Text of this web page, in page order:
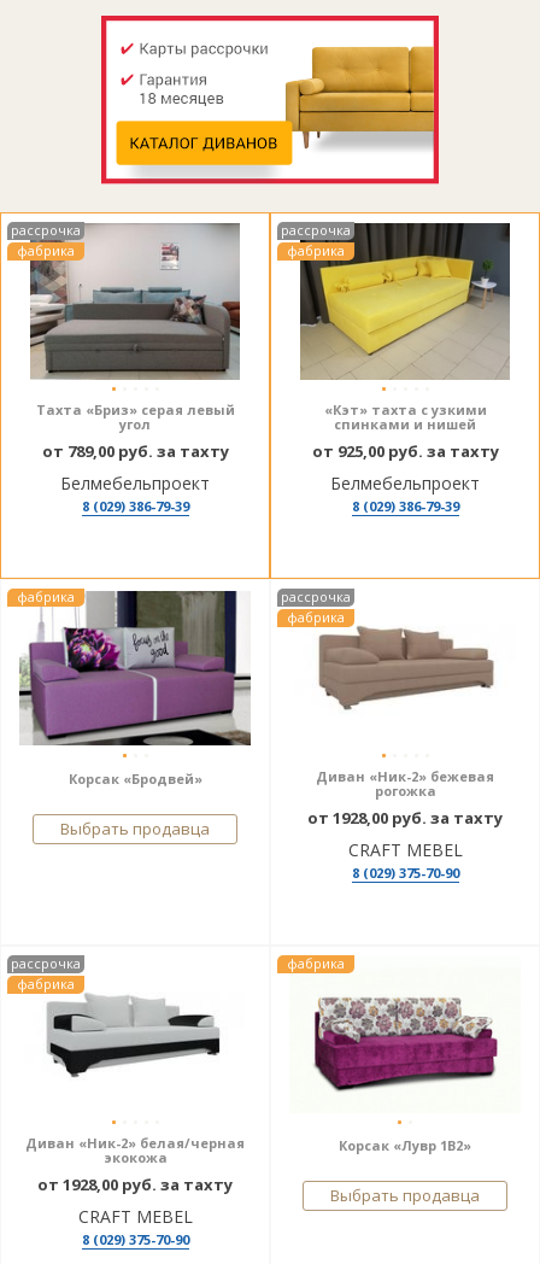
рассрочка
фабрика
Тахта «Бриз» серая левый
угол
от 789,00 руб. за тахту
Белмебельпроект
8 (029) 386-79-39
рассрочка
фабрика
«Кэт» тахта с узкими
спинками и нишей
от 925,00 руб. за тахту
Белмебельпроект
8 (029) 386-79-39
фабрика
Корсак «Бродвей»
Выбрать продавца
рассрочка
фабрика
Диван «Ник-2» бежевая
рогожка
от 1928,00 руб. за тахту
CRAFT MEBEL
8 (029) 375-70-90
рассрочка
фабрика
Диван «Ник-2» белая/черная
экокожа
от 1928,00 руб. за тахту
CRAFT MEBEL
8 (029) 375-70-90
фабрика
Корсак «Лувр 1В2»
Выбрать продавца